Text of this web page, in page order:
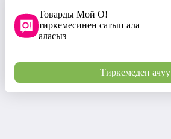
Товарды Мой О!
тиркемесинен сатып ала
аласыз
Тиркемеден ачуу